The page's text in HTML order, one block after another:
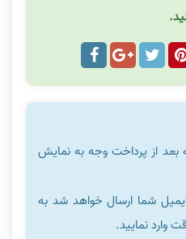
بعد از پرداخت وجه به نمایش
شما ارسال خواهد شد به
وارد نمایید.